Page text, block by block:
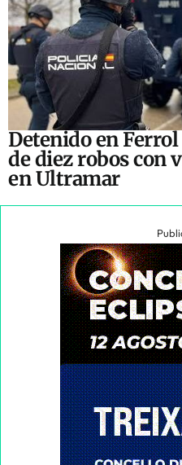
Detenido en
de diez robos con
en Ultramar